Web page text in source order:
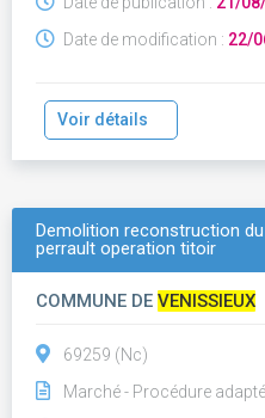
Date de modification : 22/
Voir détails
Demolition reconstruction
perrault operation titoir
COMMUNE DE VENISSIEUX
69259 (Nc)
Marché - Procédure